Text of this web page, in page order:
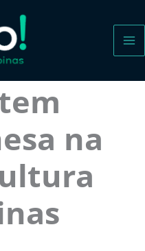
na